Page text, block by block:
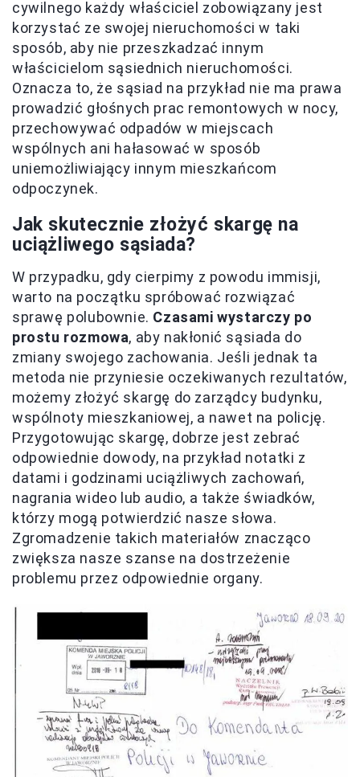
cywilnego każdy właściciel zobowiązany jest
korzystać ze swojej nieruchomości w taki
sposób, aby nie przeszkadzać innym
właścicielom sąsiednich nieruchomości.
Oznacza to, że sąsiad na przykład nie ma prawa
prowadzić głośnych prac remontowych w nocy,
przechowywać odpadów w miejscach
wspólnych ani hałasować w sposób
uniemożliwiający innym mieszkańcom
odpoczynek.
Jak skutecznie złożyć skargę na
uciążliwego sąsiada?
W przypadku, gdy cierpimy z powodu immisji,
warto na początku spróbować rozwiązać
sprawę polubownie. Czasami wystarczy po
prostu rozmowa, aby nakłonić sąsiada do
zmiany swojego zachowania. Jeśli jednak ta
metoda nie przyniesie oczekiwanych rezultatów,
możemy złożyć skargę do zarządcy budynku,
wspólnoty mieszkaniowej, a nawet na policję.
Przygotowując skargę, dobrze jest zebrać
odpowiednie dowody, na przykład notatki z
datami i godzinami uciążliwych zachowań,
nagrania wideo lub audio, a także świadków,
którzy mogą potwierdzić nasze słowa.
Zgromadzenie takich materiałów znacząco
zwiększa nasze szanse na dostrzeżenie
problemu przez odpowiednie organy.